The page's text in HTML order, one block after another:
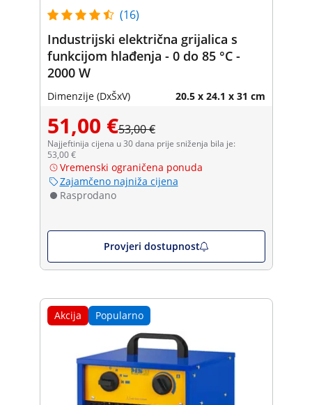
(16)
Industrijski električna grijalica s
funkcijom hlađenja - 0 do 85 °C -
2000 W
Dimenzije (DxŠxV) 20.5 x 24.1 x 31 cm
51,00 €53,00 €
Najjeftinija cijena u 30 dana prije sniženja bila je:
53,00 €
Vremenski ograničena ponuda
Zajamčeno najniža cijena
Rasprodano
Provjeri dostupnost
Akcija Popularno